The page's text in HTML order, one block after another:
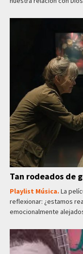
Tan rodeados de
Playlist Música. La
reflexionar: ¿estamos
emocionalmente